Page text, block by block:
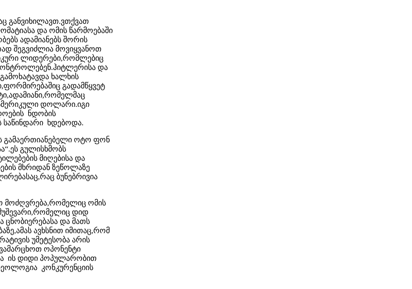
განვიხილავთ.ვთქვათ
და ომის წარმოებაში
ადამიანებს შორის
შეგვიძლია მოვიყვანოთ
ლიდერები,რომლებიც
და
ხალხის
გადამწყვეტ
დოლარი.იგი
ნდობის
საწინდარი ხდებოდა.
გამაერთიანებელი ოტო ფონ
გულისხმობს
მიღებისა და
მხრიდან ზეწოლაზე
ბუნებრივია
მოძღვრება,რომელიც ომის
დიდ
ცნობიერებასა და მათს
ავხსნით იმითაც,რომ
უმეტესობა არის
ოპონენტი
ის დიდი პოპულარობით
კონკურენციის